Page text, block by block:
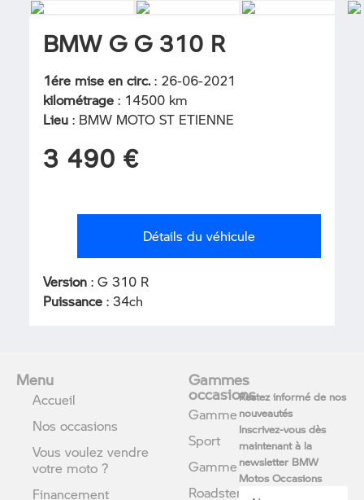
BMW G G 310 R
1ére mise en circ.: 26-06-2021
kilométrage: 14500 km
Lieu : BMW MOTO ST ETIENNE
3 490 €
Détails du véhicule
Version : G 310 R
Puissance : 34ch
Menu
Accueil
Nos occasions
Vous voulez vendre
votre moto ?
Financement
Gammes
occasions
Gamme
Sport
Gamme
Roadster
Restez informé de nos
nouveautés
Inscrivez-vous dès
maintenant à la
newsletter BMW
Motos Occasions